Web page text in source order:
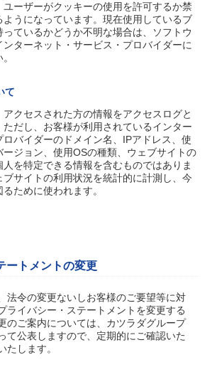
ーザーがクッキーの使用を許可するか禁
ようになっています。現在使用しているブ
ているかどうか不明な場合は、ソフトウ
ンターネット・サービス・プロバイダーに
て
クセスされた方の情報をアクセスログと
ただし、お客様が利用されているインター
バイダーのドメイン名、IPアドレス、使
ージョン、使用OSの種類、ウェブサイトの
を特定できる情報を含むものではありま
サイトの利用状況を統計的に計測し、今
ために使われます。
ートメントの変更
法令の変更ないしお客様のご要望等に対
ライバシー・ステートメントを変更する
のご案内については、カツラダグループ
て公表しますので、定期的にご確認いた
たします。